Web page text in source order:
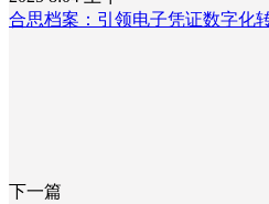
合思档案：引领电子凭证数字化
下一篇